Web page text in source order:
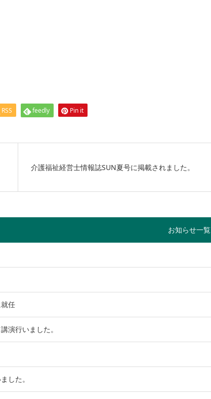
RSS feedly Pin it
介護福祉経営士情報誌SUN夏号に掲載されました。
お知らせ一覧
任
演行いました。
した。